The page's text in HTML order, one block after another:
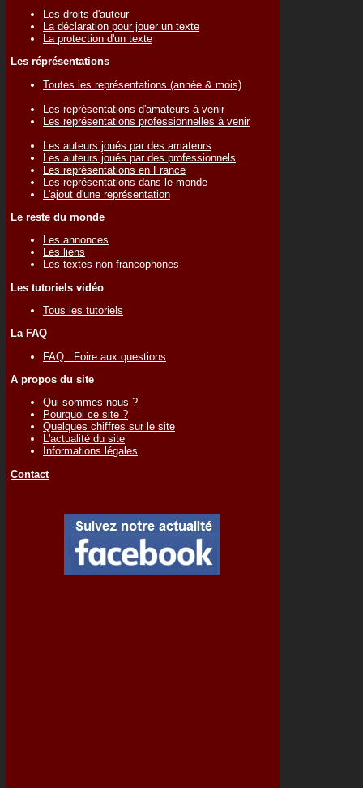
Les droits d'auteur
La déclaration pour jouer un texte
La protection d'un texte
Les réprésentations
Toutes les représentations (année & mois)
Les représentations d'amateurs à venir
Les représentations professionnelles à venir
Les auteurs joués par des amateurs
Les auteurs joués par des professionnels
Les représentations en France
Les représentations dans le monde
L'ajout d'une représentation
Le reste du monde
Les annonces
Les liens
Les textes non francophones
Les tutoriels vidéo
Tous les tutoriels
La FAQ
FAQ : Foire aux questions
A propos du site
Qui sommes nous ?
Pourquoi ce site ?
Quelques chiffres sur le site
L'actualité du site
Informations légales
Contact